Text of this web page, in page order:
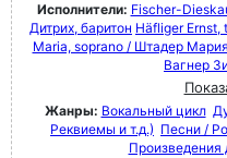
Исполнители: Fischer-
Дитрих, баритон Häfliger Ernst,
Maria, soprano / Штадер
Вагнер
Жанры: Вокальный цикл
Реквиемы и т.д.) Песни /
Произведения